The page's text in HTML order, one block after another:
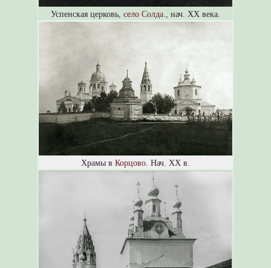
Успенская церковь, село Солда. , нач. XX века.
Храмы в Корцово . Нач. XX в.